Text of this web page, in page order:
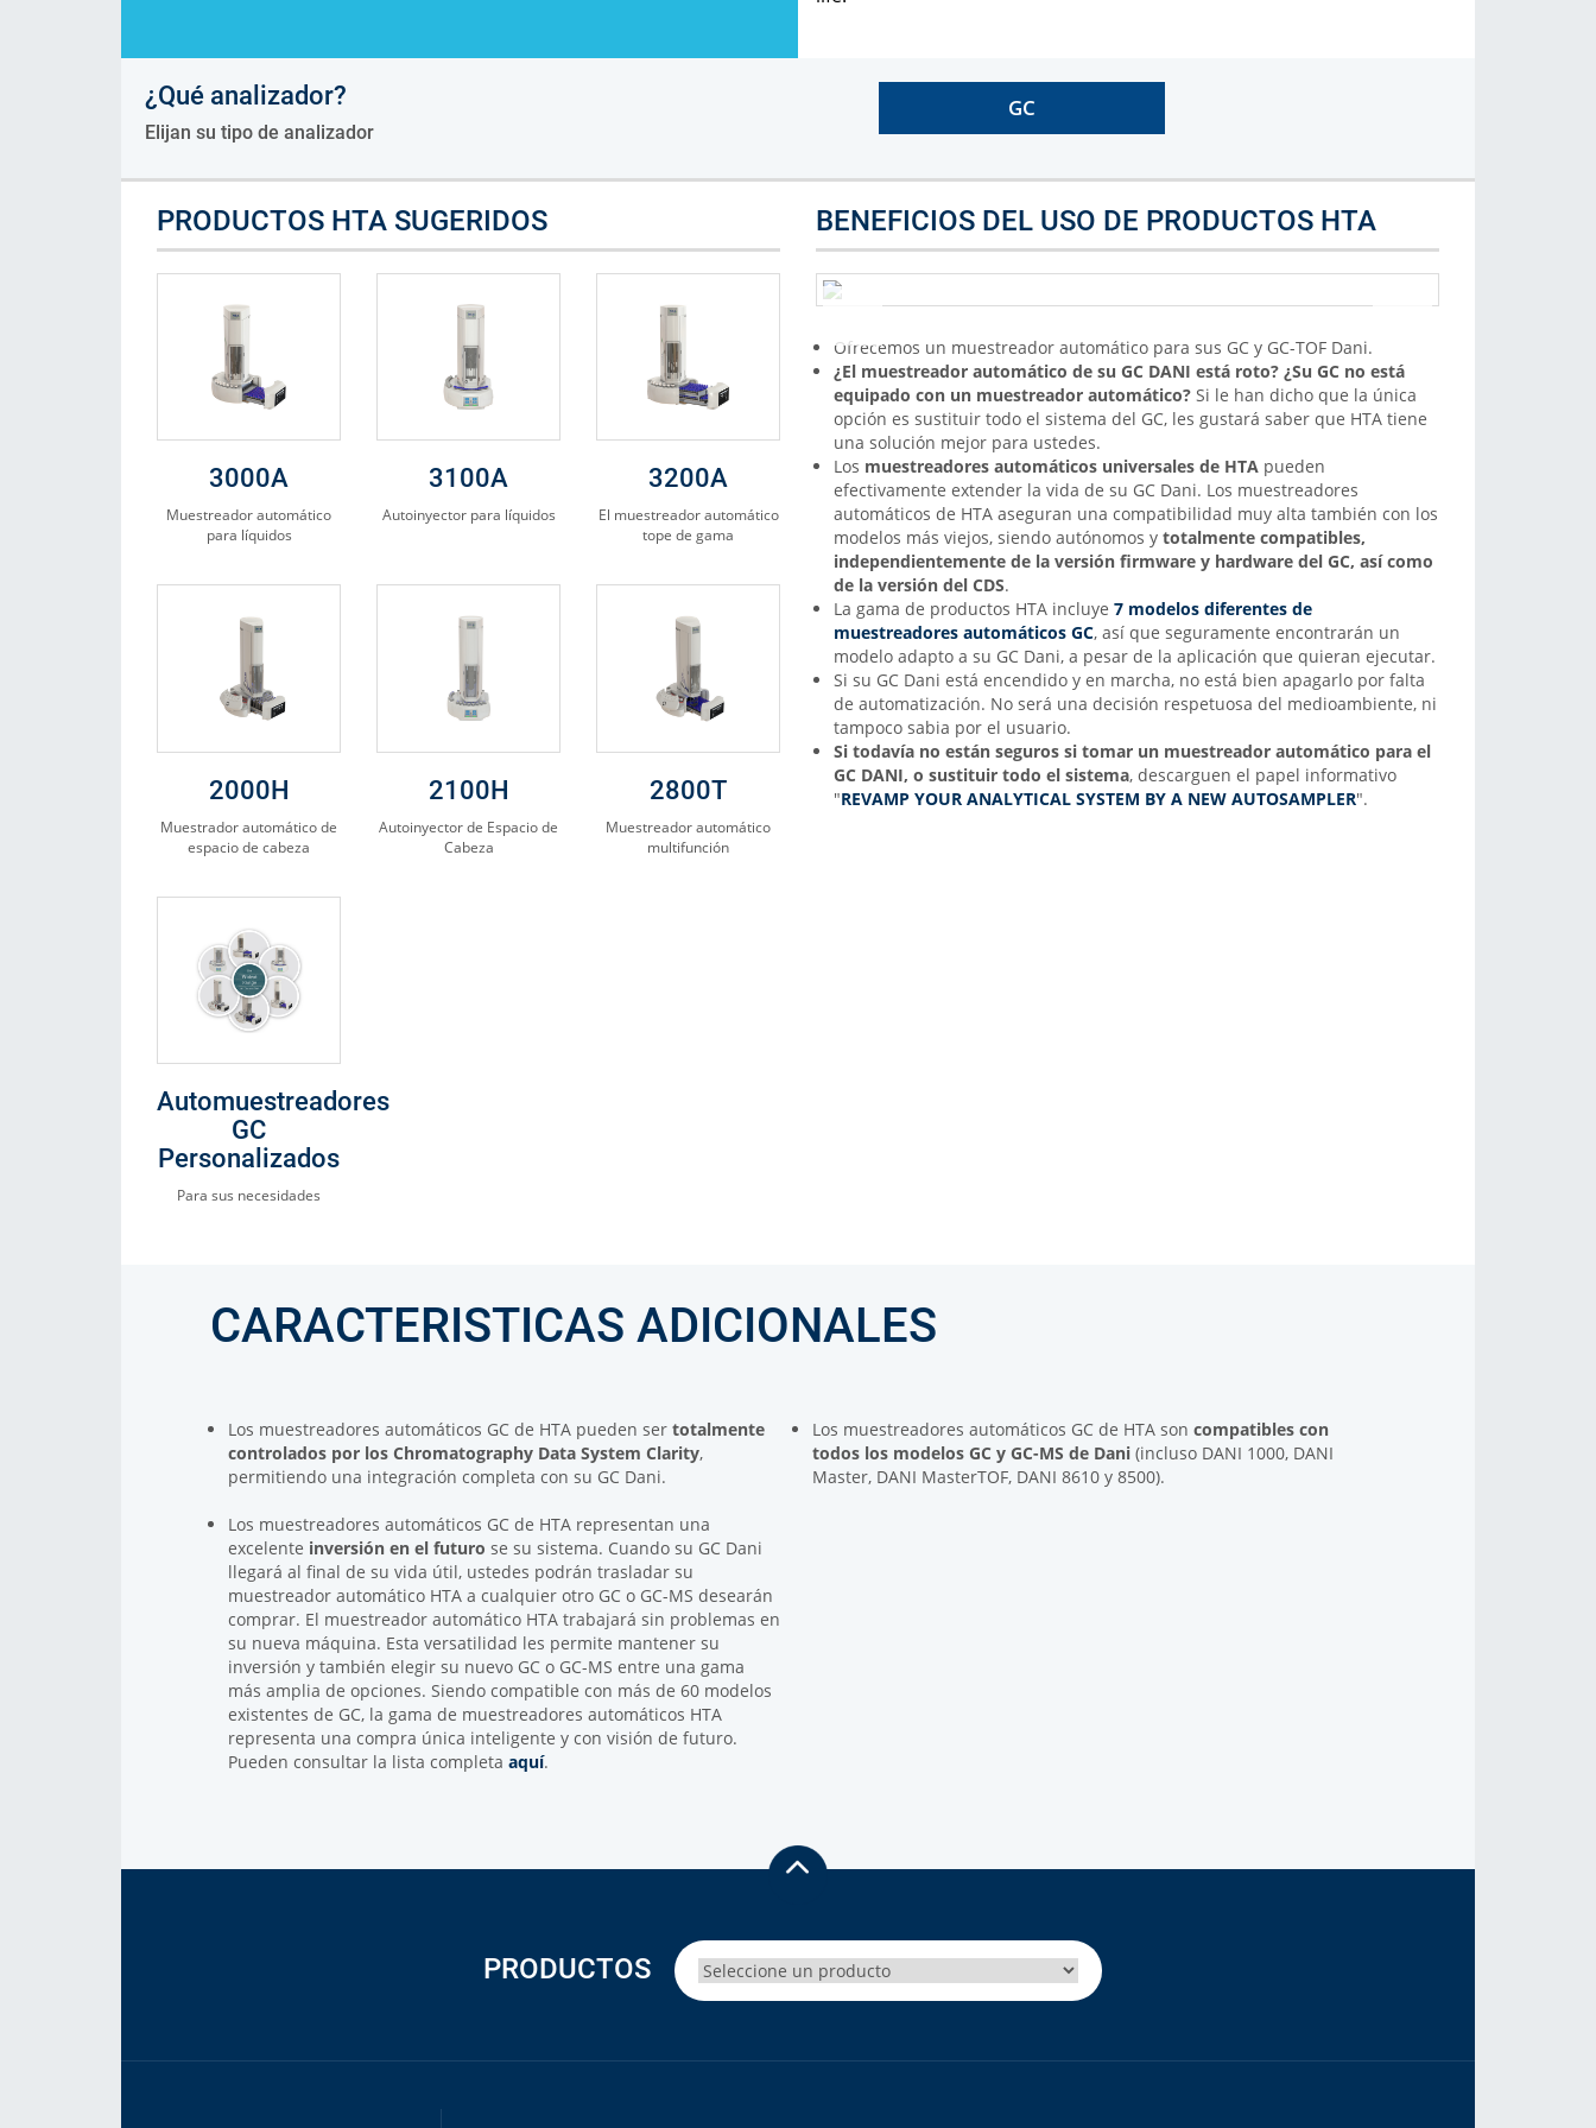
Soluciones
¿Qué analizador?
Elijan su tipo de analizador
GC
PRODUCTOS HTA SUGERIDOS
3000A
Muestreador automático
para líquidos
3100A
Autoinyector para líquidos
3200A
El muestreador automático
tope de gama
2000H
Muestrador automático de
espacio de cabeza
2100H
Autoinyector de Espacio de
Cabeza
2800T
Muestreador automático
multifunción
Automuestreadores
GC
Personalizados
Para sus necesidades
BENEFICIOS DEL USO DE PRODUCTOS HTA
Ofrecemos un muestreador automático para sus GC y GC-TOF Dani.
¿El muestreador automático de su GC DANI está roto? ¿Su GC no está
equipado con un muestreador automático? Si le han dicho que la única
opción es sustituir todo el sistema del GC, les gustará saber que HTA tiene
una solución mejor para ustedes.
Los muestreadores automáticos universales de HTA pueden
efectivamente extender la vida de su GC Dani. Los muestreadores
automáticos de HTA aseguran una compatibilidad muy alta también con los
modelos más viejos, siendo autónomos y totalmente compatibles,
independientemente de la versión firmware y hardware del GC, así como
de la versión del CDS.
La gama de productos HTA incluye 7 modelos diferentes de
muestreadores automáticos GC, así que seguramente encontrarán un
modelo adapto a su GC Dani, a pesar de la aplicación que quieran ejecutar.
Si su GC Dani está encendido y en marcha, no está bien apagarlo por falta
de automatización. No será una decisión respetuosa del medioambiente, ni
tampoco sabia por el usuario.
Si todavía no están seguros si tomar un muestreador automático para el
GC DANI, o sustituir todo el sistema, descarguen el papel informativo
"REVAMP YOUR ANALYTICAL SYSTEM BY A NEW AUTOSAMPLER".
CARACTERISTICAS ADICIONALES
Los muestreadores automáticos GC de HTA pueden ser totalmente
controlados por los Chromatography Data System Clarity,
permitiendo una integración completa con su GC Dani.
Los muestreadores automáticos GC de HTA son compatibles con
todos los modelos GC y GC-MS de Dani (incluso DANI 1000, DANI
Master, DANI MasterTOF, DANI 8610 y 8500).
Los muestreadores automáticos GC de HTA representan una
excelente inversión en el futuro se su sistema. Cuando su GC Dani
llegará al final de su vida útil, ustedes podrán trasladar su
muestreador automático HTA a cualquier otro GC o GC-MS desearán
comprar. El muestreador automático HTA trabajará sin problemas en
su nueva máquina. Esta versatilidad les permite mantener su
inversión y también elegir su nuevo GC o GC-MS entre una gama
más amplia de opciones. Siendo compatible con más de 60 modelos
existentes de GC, la gama de muestreadores automáticos HTA
representa una compra única inteligente y con visión de futuro.
Pueden consultar la lista completa aquí.
PRODUCTOS